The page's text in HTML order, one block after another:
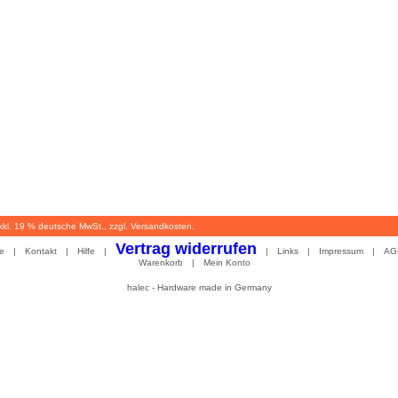
19 % deutsche MwSt., zzgl. Versandkosten.
| Kontakt | Hilfe | Vertrag widerrufen | Links | Impressum |
Warenkorb
| Mein Konto
halec - Hardware made in Germany